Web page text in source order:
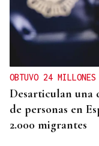
OBTUVO 24 MILLONES
Desarticulan una
de personas en
2.000 migrantes